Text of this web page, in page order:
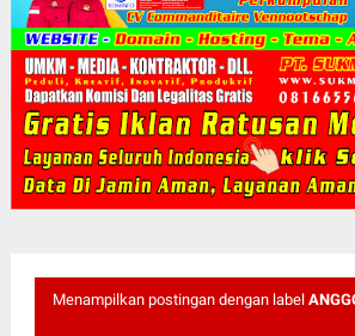
Menampilkan postingan dengan label